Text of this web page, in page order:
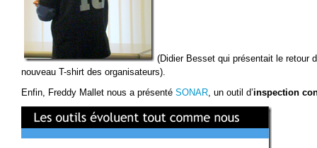
(Didier Besset qui présentait le retour
nouveau T-shirt des organisateurs).
Enfin, Freddy Mallet nous a présenté SONAR, un outil d’inspection